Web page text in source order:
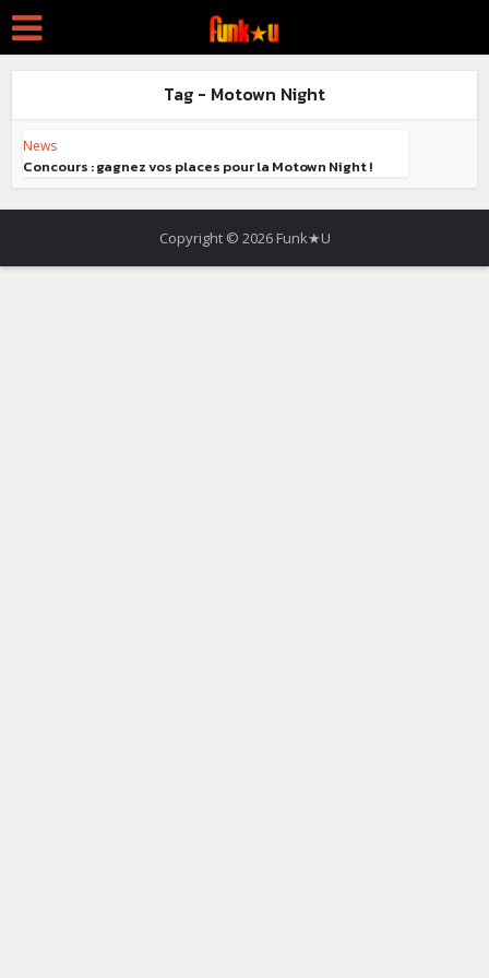
Tag - Motown Night
News
Concours : gagnez vos places pour la Motown Night !
Copyright © 2026 Funk★U